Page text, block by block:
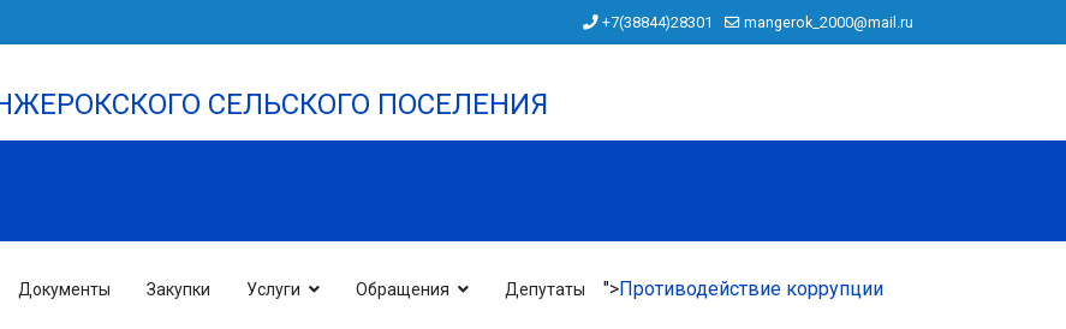
+7(38844)28301 mangerok_2000@mail.ru
СЕЛЬСКОГО ПОСЕЛЕНИЯ
Документы Закупки Услуги Обращения Депутаты ">Противодействие коррупции